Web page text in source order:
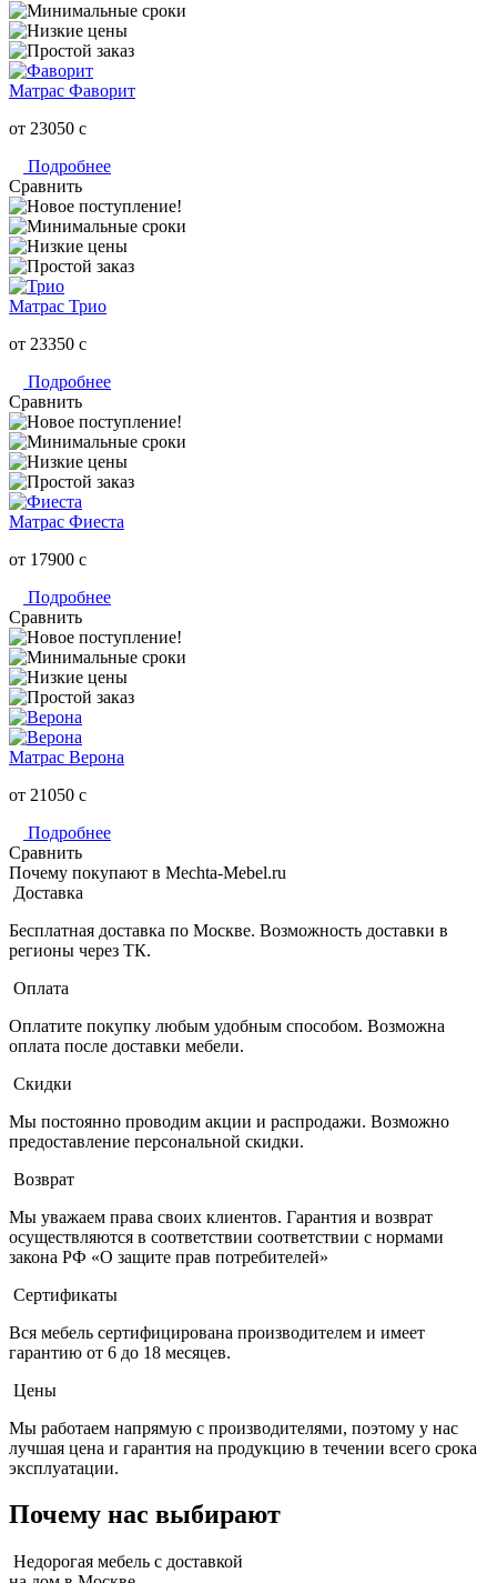
Матрас Фаворит
от 23050 c
Подробнее
Сравнить
Матрас Трио
от 23350 c
Подробнее
Сравнить
Матрас Фиеста
от 17900 c
Подробнее
Сравнить
Матрас Верона
от 21050 c
Подробнее
Сравнить
Почему покупают в Mechta-Mebel.ru
Доставка
Бесплатная доставка по Москве. Возможность доставки в
регионы через ТК.
Оплата
Оплатите покупку любым удобным способом. Возможна
оплата после доставки мебели.
Скидки
Мы постоянно проводим акции и распродажи. Возможно
предоставление персональной скидки.
Возврат
Мы уважаем права своих клиентов. Гарантия и возврат
осуществляются в соответствии соответствии с нормами
закона РФ «О защите прав потребителей»
Сертификаты
Вся мебель сертифицирована производителем и имеет
гарантию от 6 до 18 месяцев.
Цены
Мы работаем напрямую с производителями, поэтому у нас
лучшая цена и гарантия на продукцию в течении всего срока
эксплуатации.
Почему нас выбирают
Недорогая мебель с доставкой